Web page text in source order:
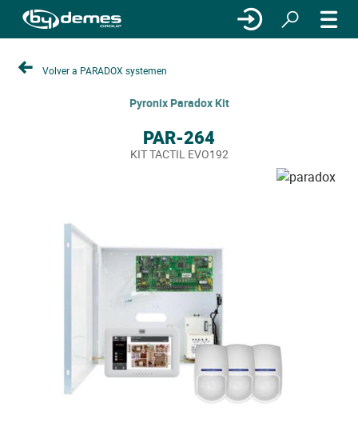
Volver a PARADOX systemen
Pyronix Paradox Kit
PAR-264
KIT TACTIL EVO192